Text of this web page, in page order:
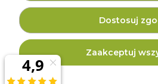
Projekt i wykonanie:
Dostosuj
Zaakceptuj